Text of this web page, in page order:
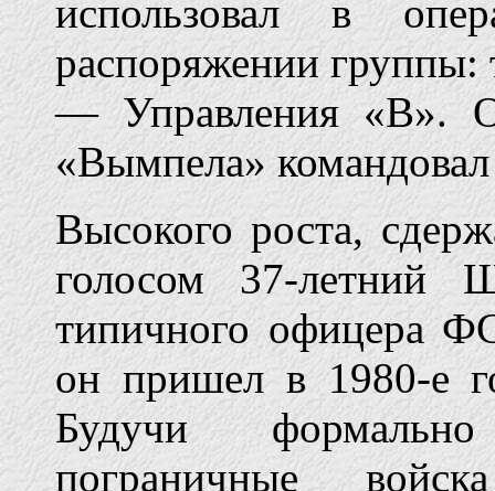
использовал в
распоряжении группы:
— Управления «В».
«Вымпела»
Высокого роста,
голосом 37-
типичного офицера
он пришел в 1980-е
Будучи
пограничные